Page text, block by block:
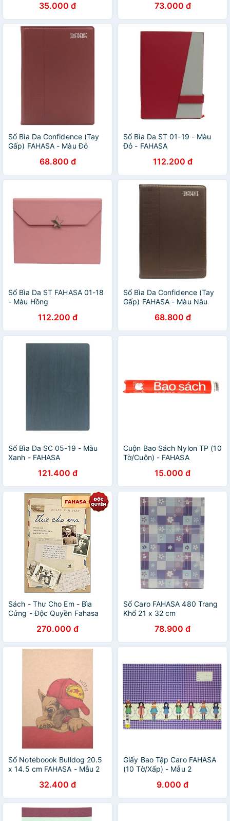
35.000 đ 73.000 đ
Sổ Bìa Da Confidence (Tay
Gấp) FAHASA - Màu Đỏ
68.800 đ
Sổ Bìa Da ST 01-19 - Màu
Đỏ - FAHASA
112.200 đ
Sổ Bìa Da ST FAHASA 01-18
- Màu Hồng
112.200 đ
Sổ Bìa Da Confidence (Tay
Gấp) FAHASA - Màu Nâu
68.800 đ
Sổ Bìa Da SC 05-19 - Màu
Xanh - FAHASA
121.400 đ
Cuộn Bao Sách Nylon TP (10
Tờ/Cuộn) - FAHASA
15.000 đ
Sách - Thư Cho Em - Bìa
Cứng - Độc Quyền Fahasa
270.000 đ
Sổ Caro FAHASA 480 Trang
Khổ 21 x 32 cm
78.900 đ
Sổ Noteboook Bulldog 20.5
x 14.5 cm FAHASA - Mẫu 2
32.400 đ
Giấy Bao Tập Caro FAHASA
(10 Tờ/Xấp) - Mẫu 2
9.000 đ